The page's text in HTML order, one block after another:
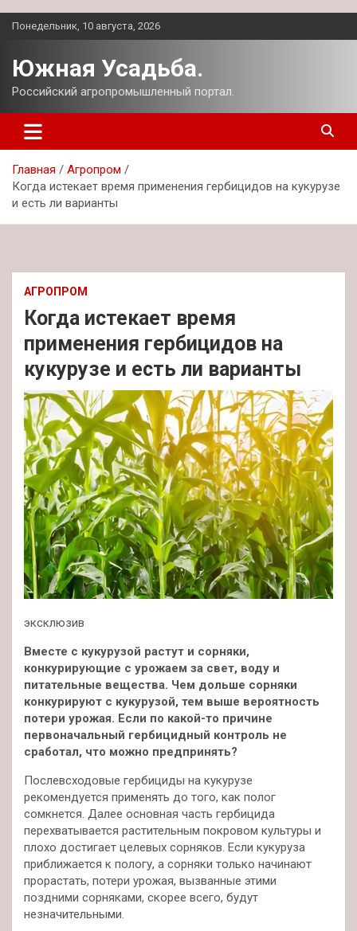
Перейти
Понедельник, 10 августа, 2026
Южная Усадьба.
Российский агропромышленный портал.
Главная
Агропром
Когда истекает время применения гербицидов на кукурузе
и есть ли варианты
АГРОПРОМ
Когда истекает время
применения гербицидов на
кукурузе и есть ли варианты
эксклюзив
Вместе с кукурузой растут и сорняки,
конкурирующие с урожаем за свет, воду и
питательные вещества. Чем дольше сорняки
конкурируют с кукурузой, тем выше вероятность
потери урожая. Если по какой-то причине
первоначальный гербицидный контроль не
сработал, что можно предпринять?
Послевсходовые гербициды на кукурузе
рекомендуется применять до того, как полог
сомкнется. Далее основная часть гербицида
перехватывается растительным покровом культуры и
плохо достигает целевых сорняков. Если кукуруза
приближается к пологу, а сорняки только начинают
прорастать, потери урожая, вызванные этими
поздними сорняками, скорее всего, будут
незначительными.